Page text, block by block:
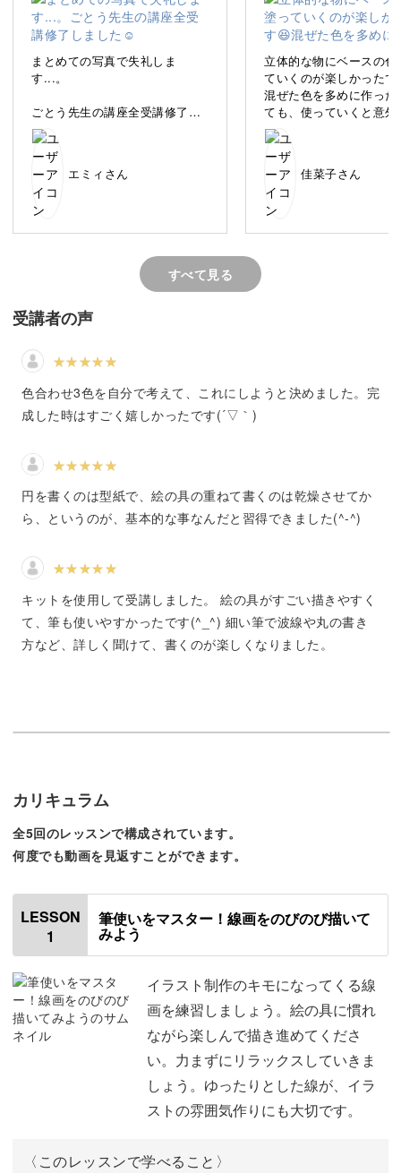
方でも気軽にかんたんに実用的な小物を作れる講座をご用
柔らかな形、穏やかな空気感。
どこかひょうひょうとしながらも、存在感抜群の可愛いど
そんなイラストの作品を、多くの人に親しんでいただいて
私のイラストと木の素材感は相性がよく、組み合わせた作
品は魅力が倍増。
ぜひたくさんの人にイラスト制作と小物作りの両方を楽し
んでいただけたらと思います。
講座では、小物に描いていく前に、筆使いやイラストの練
習を行っていきます。
分の手帳などに添えてみるだけでも特別感が出ますよ。
今回の講座で使う画材は、あまり水分を使わないトールペ
イント用の絵具です。
水分調整いらずで乾きも早いので、初心者さんにもとって
も扱いやすいんですよ♪
画材の使い方は一から丁寧に解説しますので、初心者さん
まとめての写真で失礼しま
す...。
ごとう先生の講座全受講修了し
ました☺️
ほんっっっっとに大満足です🩷
🩷
miroomに入会したきっかけがご
とう先生の講座だったので毎回
楽しみながら作品を作れまし
た〜💖
て自画自賛してました（笑）
これからは他の立体物にもペイ
エミィさん
立体的な物にベースの色
ていくのが楽しかったで
混ぜた色を多めに作った
ても、使っていくと意外
に少なくなってきて焦り
た。笑
クマの顔のパーツを描い
て、表情が見えてきた時
い〜てなりました。笑
佳菜子さん
すべて見る
受講者の声
色合わせ3色を自分で考えて、これにしようと決めました。完
成した時はすごく嬉しかったです(´▽｀)
円を書くのは型紙で、絵の具の重ねて書くのは乾燥させてか
ら、というのが、基本的な事なんだと習得できました(^-^)
キットを使用して受講しました。 絵の具がすごい描きやすく
て、筆も使いやすかったです(^_^) 細い筆で波線や丸の書き
方など、詳しく聞けて、書くのが楽しくなりました。
カリキュラム
全5回のレッスンで構成されています。
何度でも動画を見返すことができます。
LESSON
1
筆使いをマスター！線画をのびのび描いて
みよう
イラスト制作のキモになってくる線
画を練習しましょう。絵の具に慣れ
ながら楽しんで描き進めてくださ
い。力まずにリラックスしていきま
しょう。ゆったりとした線が、イラ
ストの雰囲気作りにも大切です。
〈このレッスンで学べること〉